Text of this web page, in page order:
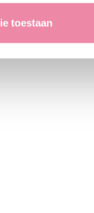
toestaan